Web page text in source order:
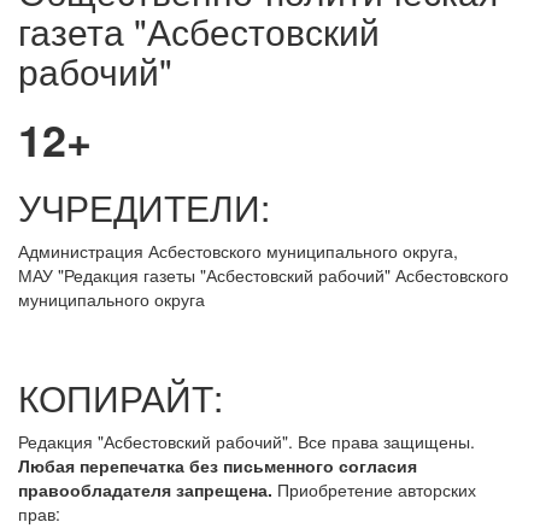
газета "Асбестовский
рабочий"
12+
УЧРЕДИТЕЛИ:
Администрация Асбестовского муниципального округа,
МАУ"Редакция газеты "Асбестовский рабочий" Асбестовского
муниципального округа
КОПИРАЙТ:
Редакция "Асбестовский рабочий". Все права защищены.
Любая перепечатка без письменного согласия
правообладателя запрещена. Приобретение авторских
прав: